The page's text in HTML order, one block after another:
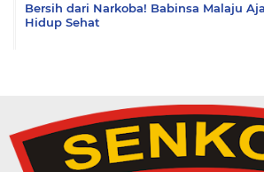
Bersih dari Narkoba! Babinsa Malaju
Hidup Sehat